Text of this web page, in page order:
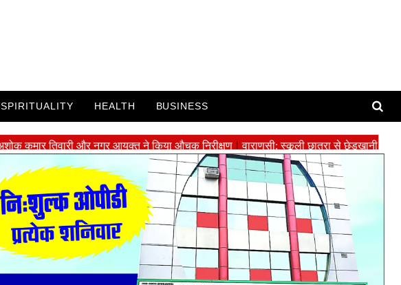
SPIRITUALITY HEALTH BUSINESS